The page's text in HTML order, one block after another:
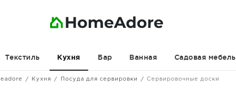
Текстиль Кухня Бар Ванная Садовая мебель
Кухня Посуда для сервировки Сервировочные доски